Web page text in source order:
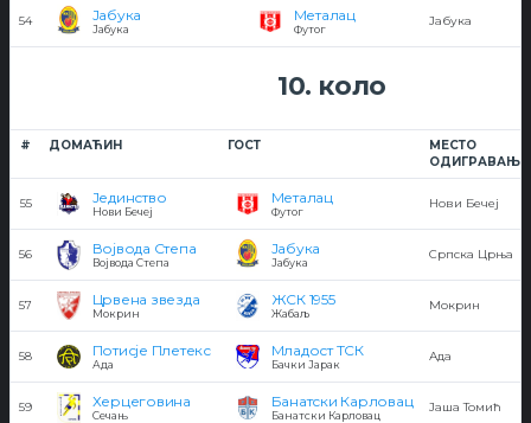
54 Јабука
Јабука
Металац
Футог
Јабука
10. коло
# ДОМАЋИН ГОСТ
МЕСТО
ОДИГРАВАЊА
55 Јединство
Нови Бечеј
Металац
Футог
Нови Бечеј
56 Војвода Степа
Војвода Степа
Јабука
Јабука
Српска Црња
57 Црвена звезда
Мокрин
ЖСК 1955
Жабаљ
Мокрин
58 Потисје Плетекс
Ада
Младост ТСК
Бачки Јарак
Ада
59 Херцеговина
Сечањ
Банатски Карловац
Банатски Карловац
Јаша Томић